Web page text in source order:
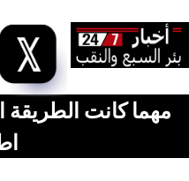
مهما كانت الطريقة